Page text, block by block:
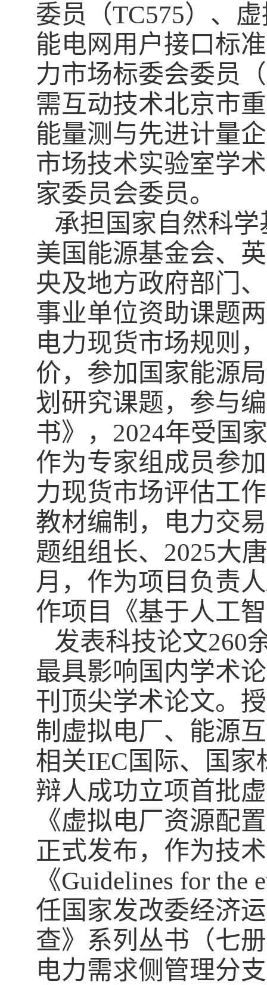
委员（TC575）、
能电网用户接口标
力市场标委会委员（
需互动技术北京市
能量测与先进计量
市场技术实验室学
家委员会委员。
承担国家自然科
美国能源基金会、
央及地方政府部门
事业单位资助课题
电力现货市场规则
价，参加国家能源
划研究课题，参与
书》， 2024年受国
作为专家组成员参
力现货市场评估工
教材编制，电力交
题组组长、 2025大
月，作为项目负责人
作项目《基于人工
发表科技论文260
最具影响国内学术
刊顶尖学术论文。
制虚拟电厂、能源
相关IEC国际、国
辩人成功立项首批
《虚拟电厂资源配
正式发布，作为技
《Guidelines for the
任国家发改委经济
查》系列丛书（七
电力需求侧管理分